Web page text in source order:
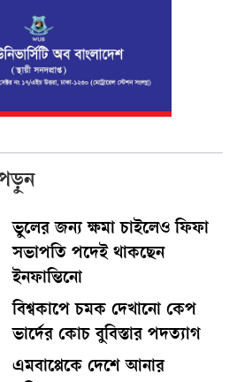
ভুলের জন্য ক্ষমা চাইলেও ফিফা
সভাপতি পদেই থাকছেন
ইনফান্তিনো
বিশ্বকাপে চমক দেখানো কেপ
ভার্দের কোচ বুবিস্তার পদত্যাগ
এমবাপ্পেকে দেশে আনার